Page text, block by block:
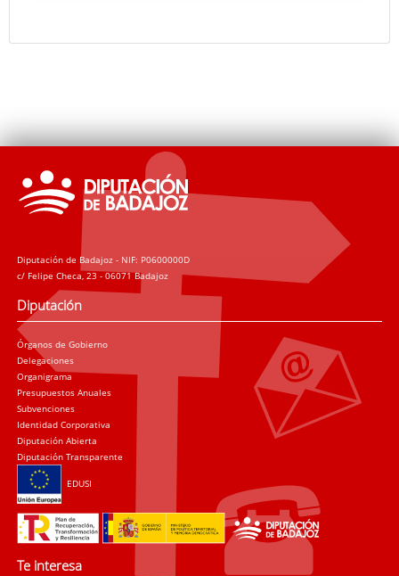
estos conciertos sean una celebración de la música
de la viola, una oportunidad para explorar la
riqueza sonora de este instrumento.
Diputación de Badajoz
Diputación de Badajoz - NIF: P0600000D
c/ Felipe Checa, 23 - 06071 Badajoz
Diputación
Órganos de Gobierno
Delegaciones
Organigrama
Presupuestos Anuales
Subvenciones
Identidad Corporativa
Diputación Abierta
Diputación Transparente
EDUSI
Te interesa